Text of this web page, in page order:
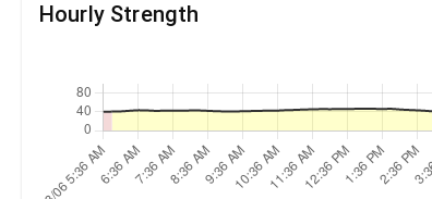
Hourly Strength